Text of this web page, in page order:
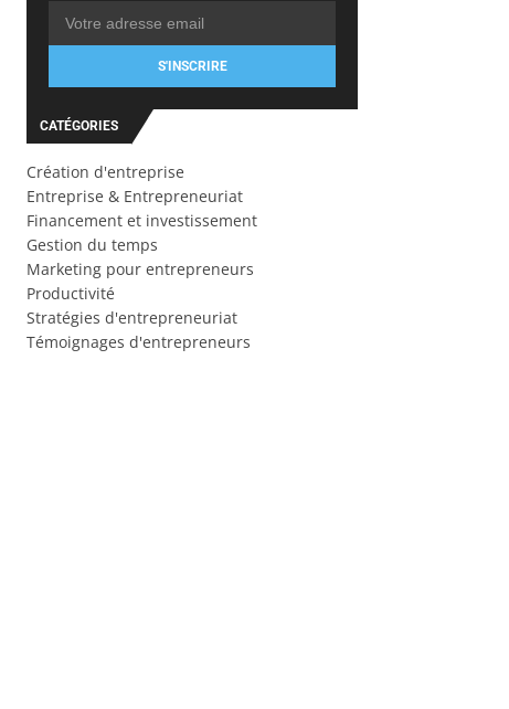
S'INSCRIRE
CATÉGORIES
Création d'entreprise
Entreprise & Entrepreneuriat
Financement et investissement
Gestion du temps
Marketing pour entrepreneurs
Productivité
Stratégies d'entrepreneuriat
Témoignages d'entrepreneurs